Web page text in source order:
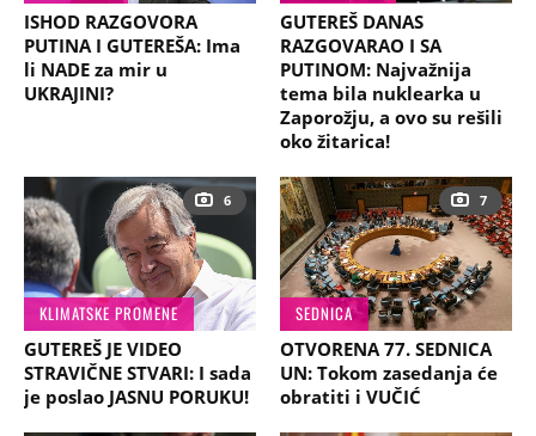
ISHOD RAZGOVORA
PUTINA I GUTEREŠA: Ima
li NADE za mir u
UKRAJINI?
GUTEREŠ DANAS
RAZGOVARAO I SA
PUTINOM: Najvažnija
tema bila nuklearka u
Zaporožju, a ovo su rešili
oko žitarica!
6
KLIMATSKE PROMENE
GUTEREŠ JE VIDEO
STRAVIČNE STVARI: I sada
je poslao JASNU PORUKU!
7
SEDNICA
OTVORENA 77. SEDNICA
UN: Tokom zasedanja će
obratiti i VUČIĆ